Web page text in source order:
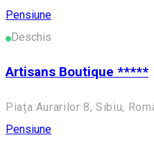
Pensiune
Deschis
Artisans Boutique *****
Piața Aurarilor 8, Sibiu,
Pensiune